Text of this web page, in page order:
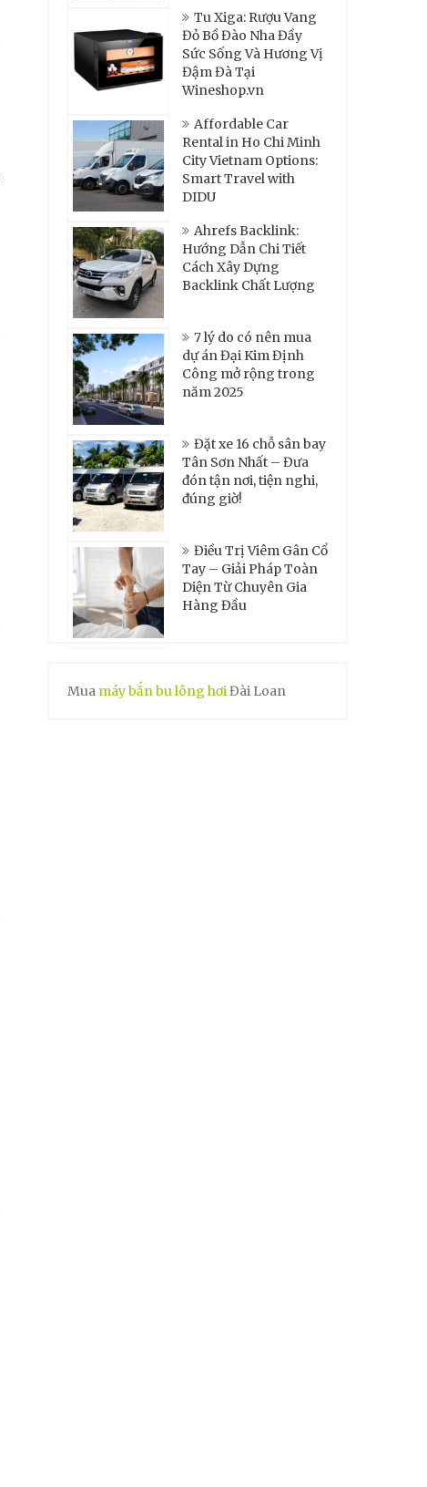
Tu Xiga: Rượu Vang
Đỏ Bồ Đào Nha Đầy
Sức Sống Và Hương Vị
Đậm Đà Tại
Wineshop.vn
Affordable Car
Rental in Ho Chi Minh
City Vietnam Options:
Smart Travel with
DIDU
Ahrefs Backlink:
Hướng Dẫn Chi Tiết
Cách Xây Dựng
Backlink Chất Lượng
7 lý do có nên mua
dự án Đại Kim Định
Công mở rộng trong
năm 2025
Đặt xe 16 chỗ sân bay
Tân Sơn Nhất – Đưa
đón tận nơi, tiện nghi,
đúng giờ!
Điều Trị Viêm Gân Cổ
Tay – Giải Pháp Toàn
Diện Từ Chuyên Gia
Hàng Đầu
Mua máy bắn bu lông hơiĐài Loan